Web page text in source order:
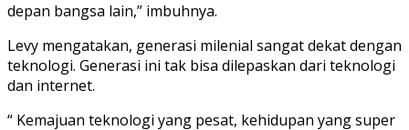
depan bangsa lain,” imbuhnya.
Levy mengatakan, generasi milenial sangat dekat dengan
teknologi. Generasi ini tak bisa dilepaskan dari teknologi
dan internet.
“ Kemajuan teknologi yang pesat, kehidupan yang super